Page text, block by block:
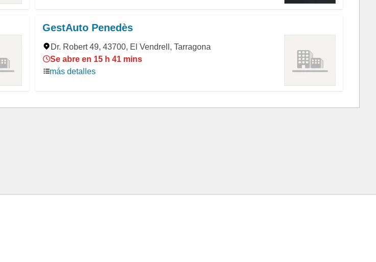
GestAuto Penedès
Dr. Robert 49, 43700, El Vendrell, Tarragona
Se abre en 15 h 41 mins
más detalles